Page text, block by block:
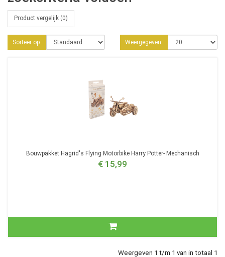
Product vergelijk (0)
Sorteer op: Weergegeven:
Bouwpakket Hagrid's Flying Motorbike Harry Potter- Mechanisch
€ 15,99
Weergeven 1 t/m 1 van in totaal 1